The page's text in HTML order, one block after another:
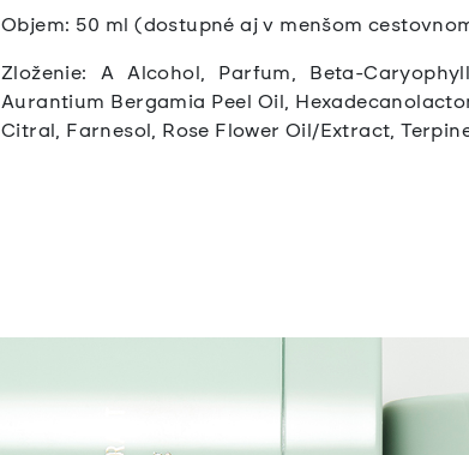
Objem: 50 ml (dostupné aj v menšom
Zloženie: A Alcohol, Parfum, Beta-
Aurantium Bergamia Peel Oil,
Citral, Farnesol, Rose Flower Oil/Extract,